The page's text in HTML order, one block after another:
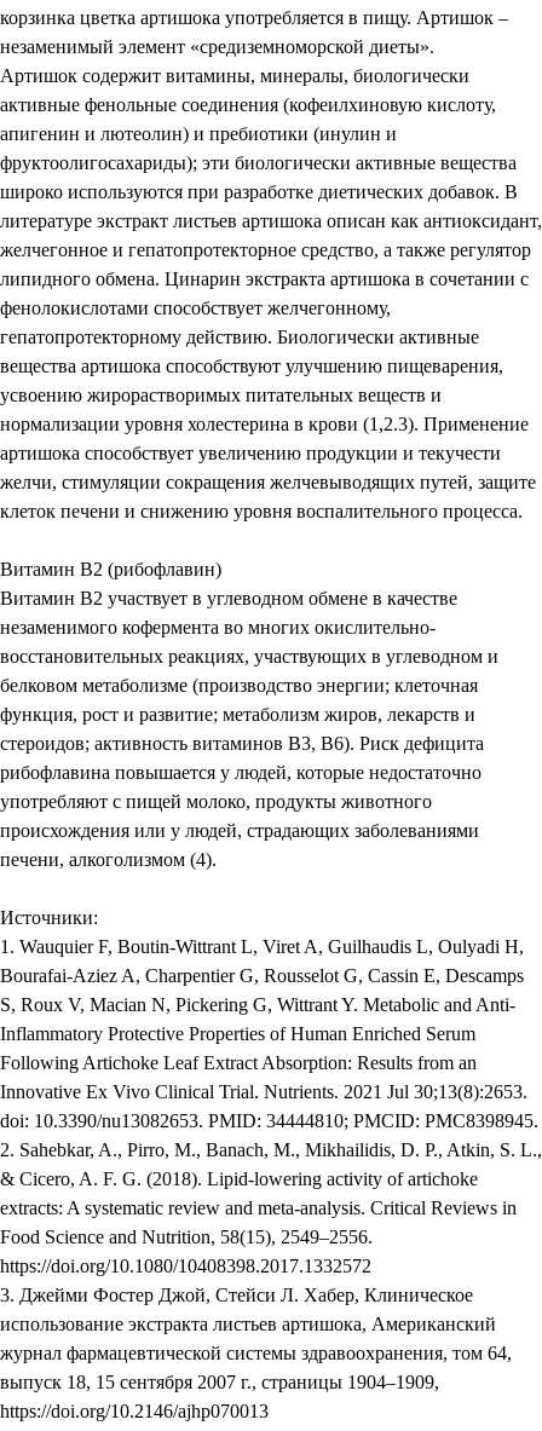
корзинка цветка артишока употребляется в пищу. Артишок –
незаменимый элемент «средиземноморской диеты».
Артишок содержит витамины, минералы, биологически
активные фенольные соединения (кофеилхиновую кислоту,
апигенин и лютеолин) и пребиотики (инулин и
фруктоолигосахариды); эти биологически активные вещества
широко используются при разработке диетических добавок. В
литературе экстракт листьев артишока описан как антиоксидант,
желчегонное и гепатопротекторное средство, а также регулятор
липидного обмена. Цинарин экстракта артишока в сочетании с
фенолокислотами способствует желчегонному,
гепатопротекторному действию. Биологически активные
вещества артишока способствуют улучшению пищеварения,
усвоению жирорастворимых питательных веществ и
нормализации уровня холестерина в крови (1,2.3). Применение
артишока способствует увеличению продукции и текучести
желчи, стимуляции сокращения желчевыводящих путей, защите
клеток печени и снижению уровня воспалительного процесса.
Витамин В2 (рибофлавин)
Витамин В2 участвует в углеводном обмене в качестве
незаменимого кофермента во многих окислительно-
восстановительных реакциях, участвующих в углеводном и
белковом метаболизме (производство энергии; клеточная
функция, рост и развитие; метаболизм жиров, лекарств и
стероидов; активность витаминов B3, В6). Риск дефицита
рибофлавина повышается у людей, которые недостаточно
употребляют с пищей молоко, продукты животного
происхождения или у людей, страдающих заболеваниями
печени, алкоголизмом (4).
Источники:
1. Wauquier F, Boutin-Wittrant L, Viret A, Guilhaudis L, Oulyadi H,
Bourafai-Aziez A, Charpentier G, Rousselot G, Cassin E, Descamps
S, Roux V, Macian N, Pickering G, Wittrant Y. Metabolic and Anti-
Inflammatory Protective Properties of Human Enriched Serum
Following Artichoke Leaf Extract Absorption: Results from an
Innovative Ex Vivo Clinical Trial. Nutrients. 2021 Jul 30;13(8):2653.
doi: 10.3390/nu13082653. PMID: 34444810; PMCID: PMC8398945.
2. Sahebkar, A., Pirro, M., Banach, M., Mikhailidis, D. P., Atkin, S. L.,
& Cicero, A. F. G. (2018). Lipid-lowering activity of artichoke
extracts: A systematic review and meta-analysis. Critical Reviews in
Food Science and Nutrition, 58(15), 2549–2556.
https://doi.org/10.1080/10408398.2017.1332572
3. Джейми Фостер Джой, Стейси Л. Хабер, Клиническое
использование экстракта листьев артишока, Американский
журнал фармацевтической системы здравоохранения, том 64,
выпуск 18, 15 сентября 2007 г., страницы 1904–1909,
https://doi.org/10.2146/ajhp070013